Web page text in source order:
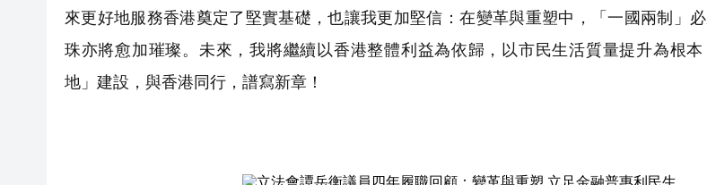
來更好地服務香港奠定了堅實基礎，也讓我更加堅信：在變革與重塑中，「一國兩制」
珠亦將愈加璀璨。未來，我將繼續以香港整體利益為依歸，以市民生活質量提升為根
地」建設，與香港同行，譜寫新章！